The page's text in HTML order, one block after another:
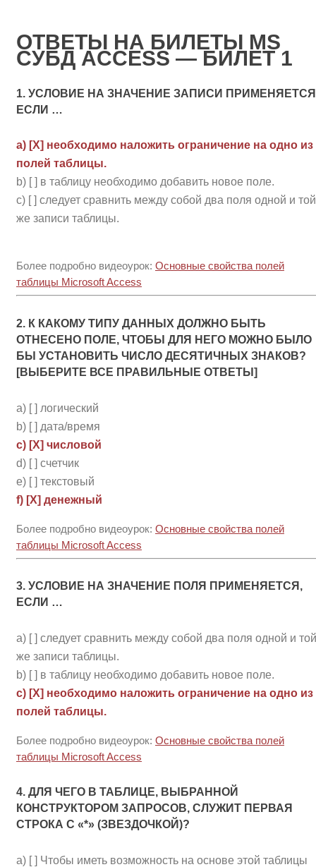
ОТВЕТЫ НА БИЛЕТЫ MS
СУБД ACCESS — БИЛЕТ 1
1. УСЛОВИЕ НА ЗНАЧЕНИЕ ЗАПИСИ
ЕСЛИ …
a) [Х] необходимо наложить ограничение на одно из
полей таблицы.
b) [ ] в таблицу необходимо добавить новое поле.
c) [ ] следует сравнить между собой два поля одной и той
же записи таблицы.
Более подробно видеоурок: Основные свойства полей
таблицы Microsoft Access
2. К КАКОМУ ТИПУ ДАННЫХ ДОЛЖНО БЫТЬ
ОТНЕСЕНО ПОЛЕ, ЧТОБЫ ДЛЯ НЕГО МОЖНО БЫЛО
БЫ УСТАНОВИТЬ ЧИСЛО ДЕСЯТИЧНЫХ ЗНАКОВ?
[ВЫБЕРИТЕ ВСЕ ПРАВИЛЬНЫЕ ОТВЕТЫ]
a) [ ] логический
b) [ ] дата/время
c) [Х] числовой
d) [ ] счетчик
e) [ ] текстовый
f) [Х] денежный
Более подробно видеоурок: Основные свойства полей
таблицы Microsoft Access
3. УСЛОВИЕ НА ЗНАЧЕНИЕ ПОЛЯ ПРИМЕНЯЕТСЯ,
ЕСЛИ …
a) [ ] следует сравнить между собой два поля одной и той
же записи таблицы.
b) [ ] в таблицу необходимо добавить новое поле.
c) [Х] необходимо наложить ограничение на одно из
полей таблицы.
Более подробно видеоурок: Основные свойства полей
таблицы Microsoft Access
4. ДЛЯ ЧЕГО В ТАБЛИЦЕ, ВЫБРАННОЙ
КОНСТРУКТОРОМ ЗАПРОСОВ, СЛУЖИТ ПЕРВАЯ
СТРОКА С «*» (ЗВЕЗДОЧКОЙ)?
a) [ ] Чтобы иметь возможность на основе этой таблицы